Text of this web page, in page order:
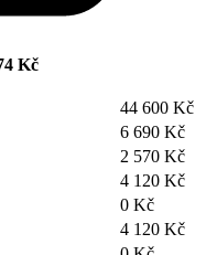
Kč
44 600 Kč
6 690 Kč
2 570 Kč
4 120 Kč
0 Kč
4 120 Kč